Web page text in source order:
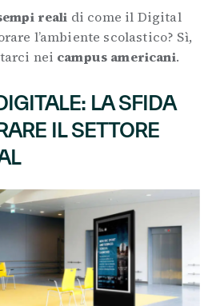
reali di come il Digital
l’ambiente scolastico? Sì,
nei campus americani.
LA SFIDA
IL SETTORE